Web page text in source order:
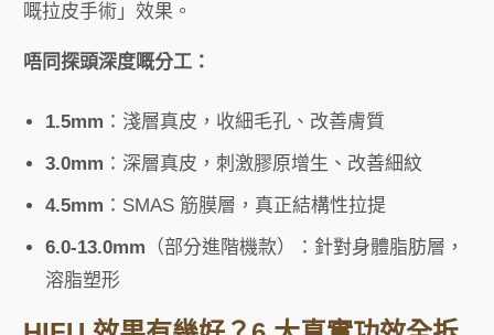
嘅拉皮手術」效果。
唔同探頭深度嘅分工：
1.5mm ：淺層真皮，收細毛孔、改善膚質
3.0mm ：深層真皮，刺激膠原增生、改善細紋
4.5mm ：SMAS 筋膜層，真正結構性拉提
6.0-13.0mm （部分進階機款）：針對身體脂肪層，
溶脂塑形